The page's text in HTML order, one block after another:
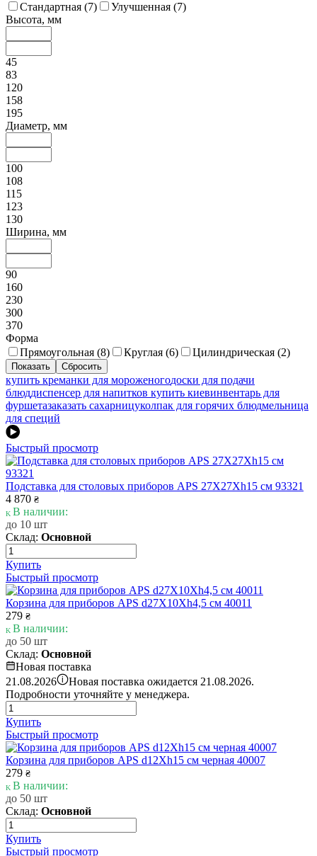
Стандартная (7) Улучшенная (7)
Высота, мм
45
83
120
158
195
Диаметр, мм
100
108
115
123
130
Ширина, мм
90
160
230
300
370
Форма
Прямоугольная (8) Круглая (6) Цилиндрическая (2)
купить креманки для мороженогодоски для подачи
блюддиспенсер для напитков купить киевинвентарь для
фуршетазаказать сахарницуколпак для горячих блюдмельница
для специй
Быстрый просмотр
Подставка для столовых приборов APS 27X27Xh15 см 93321
4 870 ₴
В наличии:
до 10 шт
Склад: Основной
Купить
Быстрый просмотр
Корзина для приборов APS d27X10Xh4,5 см 40011
279 ₴
В наличии:
до 50 шт
Склад: Основной
Новая поставка
21.08.2026 i Новая поставка ожидается 21.08.2026.
Подробности уточняйте у менеджера.
Купить
Быстрый просмотр
Корзина для приборов APS d12Xh15 см черная 40007
279 ₴
В наличии:
до 50 шт
Склад: Основной
Купить
Быстрый просмотр